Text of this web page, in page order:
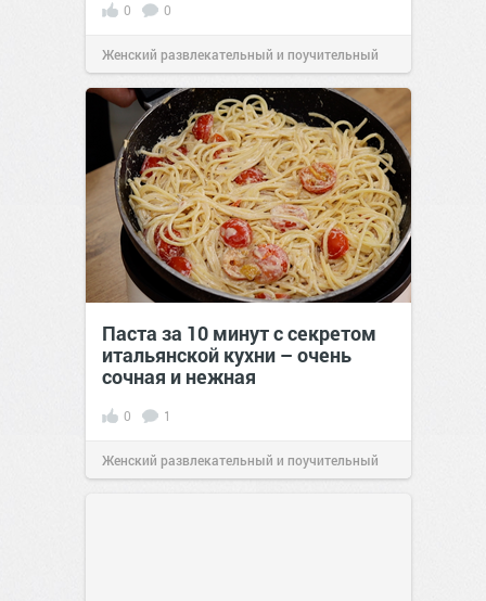
0 0
Женский развлекательный и поучительный
сайт.23:42Вчера
Паста за 10 минут с секретом
итальянской кухни – очень
сочная и нежная
0 1
Женский развлекательный и поучительный